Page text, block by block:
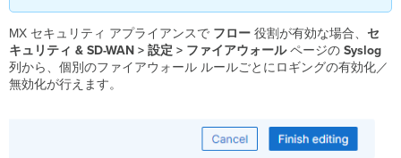
MX セキュリティ アプライアンスで フロー 役割が有効な場合、セ
キュリティ & SD-WAN > 設定 > ファイアウォールページのSyslog
列から、個別のファイアウォール ルールごとにロギングの有効化／
無効化が行えます。